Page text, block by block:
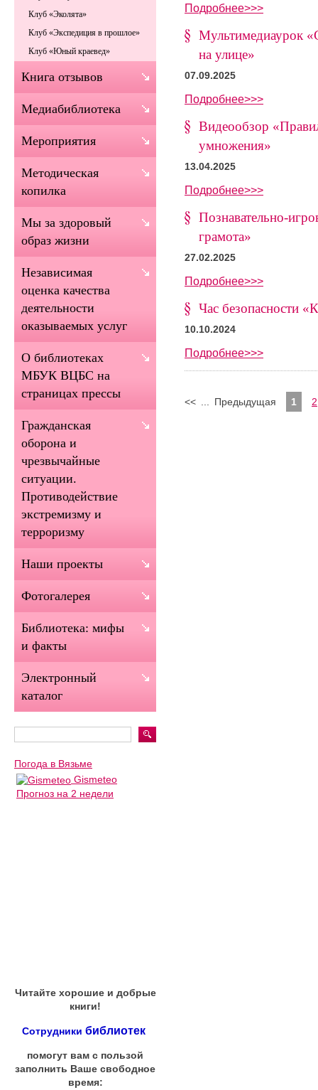
Подробнее>>>
Мультимедиаурок
на улице»
07.09.2025
Подробнее>>>
Видеообзор
умножения»
13.04.2025
Подробнее>>>
Познавательно-
грамота»
27.02.2025
Подробнее>>>
Час безопасности
10.10.2024
Подробнее>>>
<< Предыдущая 1 2
Клуб «Эколята»
Клуб «Экспедиция в прошлое»
Клуб «Юный краевед»
Книга отзывов
Медиабиблиотека
Мероприятия
Методическая
копилка
Мы за здоровый
образ жизни
Независимая
оценка качества
деятельности
оказываемых услуг
О библиотеках
МБУК ВЦБС на
страницах прессы
Гражданская
оборона и
чрезвычайные
ситуации.
Противодействие
экстремизму и
терроризму
Наши проекты
Фотогалерея
Библиотека: мифы
и факты
Электронный
каталог
Погода в Вязьме
Gismeteo
Прогноз на 2 недели
Читайте хорошие и добрые
книги!
Сотрудники библиотек
помогут вам с пользой
заполнить Ваше свободное
время: